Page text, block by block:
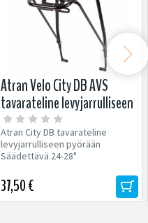
Atran Velo City DB AVS
tavarateline levyjarrulliseen
pyörään
Atran City DB tavarateline
levyjarrulliseen pyörään
Säädettävä 24-28"
37,50 €
